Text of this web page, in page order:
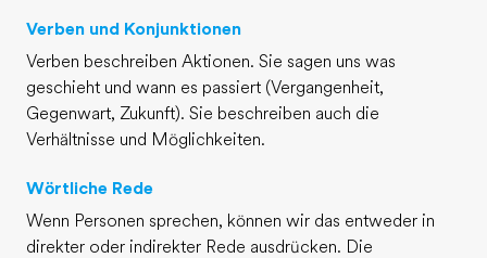
Verben und Konjunktionen
Verben beschreiben Aktionen. Sie sagen uns was
geschieht und wann es passiert (Vergangenheit,
Gegenwart, Zukunft). Sie beschreiben auch die
Verhältnisse und Möglichkeiten.
Wörtliche Rede
Wenn Personen sprechen, können wir das entweder in
direkter oder indirekter Rede ausdrücken. Die